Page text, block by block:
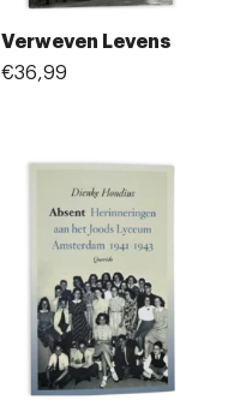
Verweven Levens
€36,99